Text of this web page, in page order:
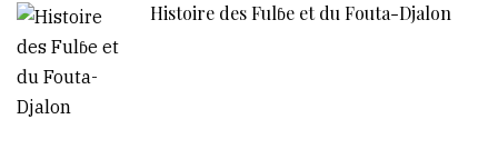
Histoire des Fulɓe et du Fouta-Djalon